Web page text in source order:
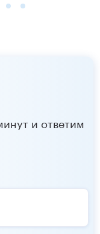
и ответим